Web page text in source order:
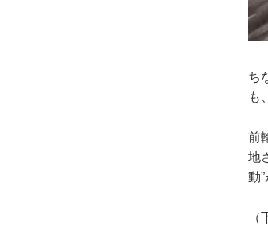
ち
も
前
地
動